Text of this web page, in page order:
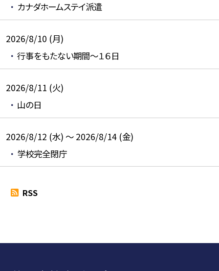
カナダホームステイ派遣
2026/8/10 (月)
行事をもたない期間～１６日
2026/8/11 (火)
山の日
2026/8/12 (水) ～ 2026/8/14 (金)
学校完全閉庁
RSS